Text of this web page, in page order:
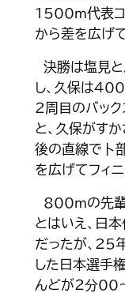
1500ｍ代表コ
から差を広げ
決勝は塩見と
し、久保は400
２周目のバッ
と、久保がす
後の直線で卜
を広げてフィニ
800ｍの先輩
とはいえ、日
だったが、25
した日本選手
んどが２分00